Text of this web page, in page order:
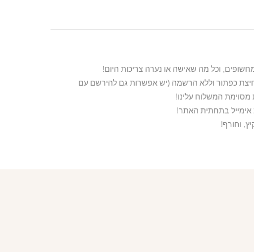
כפתור וללא הרשמה (יש אפשרות גם להירשם עם
המשלוח עלינו!
אימייל בתחתית האתר!
וחורף!